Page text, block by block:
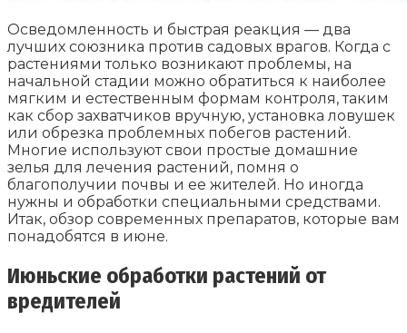
Осведомленность и быстрая реакция — два
лучших союзника против садовых врагов. Когда с
растениями только возникают проблемы, на
начальной стадии можно обратиться к наиболее
мягким и естественным формам контроля, таким
как сбор захватчиков вручную, установка ловушек
или обрезка проблемных побегов растений.
Многие используют свои простые домашние
зелья для лечения растений, помня о
благополучии почвы и ее жителей. Но иногда
нужны и обработки специальными средствами.
Итак, обзор современных препаратов, которые вам
понадобятся в июне.
Июньские обработки растений от
вредителей